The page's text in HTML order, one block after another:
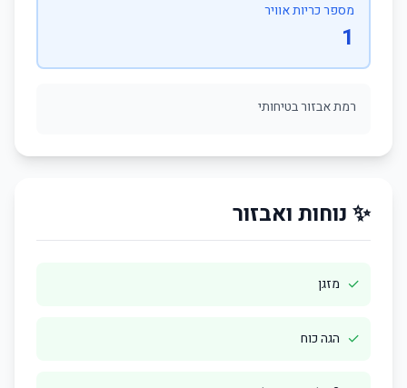
מספר כריות אוויר
1
רמת אבזור בטיחותי
✨ נוחות ואבזור
✓ מזגן
✓ הגה כוח